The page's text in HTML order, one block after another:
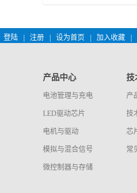
登陆 注册 设为首页 加入收藏
产品中心
电池管理与充电
LED驱动芯片
电机与驱动
模拟与混合信号
微控制器与存储
技
产
技
芯
常